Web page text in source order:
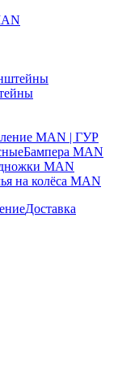
MAN | ГУР
Бампера MAN
MAN
на колёса MAN
Доставка